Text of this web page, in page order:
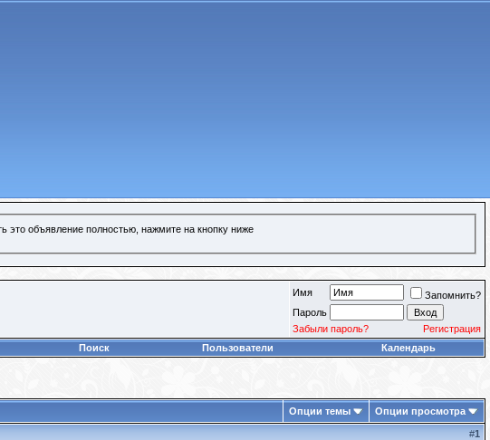
это объявление полностью, нажмите на кнопку ниже
Имя
Запомнить?
Пароль
Забыли пароль?
Регистрация
Поиск Пользователи Календарь
Опции темы Опции просмотра
#1